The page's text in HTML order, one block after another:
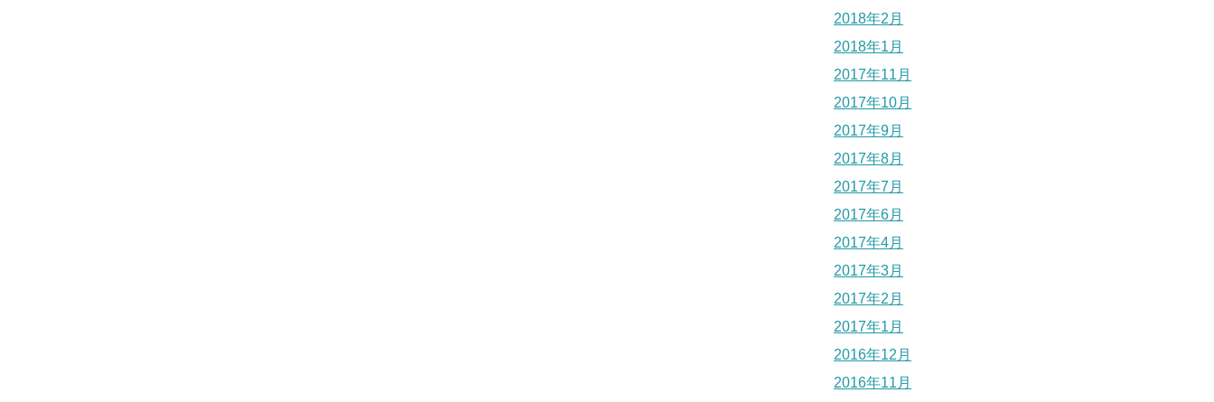
2018年2月
2018年1月
2017年11月
2017年10月
2017年9月
2017年8月
2017年7月
2017年6月
2017年4月
2017年3月
2017年2月
2017年1月
2016年12月
2016年11月